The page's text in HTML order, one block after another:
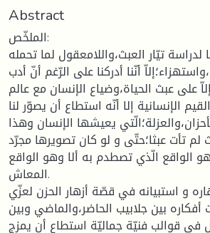
Abstract
الملخّص:
تيّار العبث،واللامعقول لما تحمله
أنّنا أدركنا على الرّغم أنّ أدب
على عبث الحياة،وضياع الإنسان مع عالم
الإنسانية إلا أنّه استطاع أن يصوّر لنا
يعيشها الإنسان وهذا
لم تأت عبثا؛حتّى و لو كان تصويرها مجرّد
الواقع الّذي تصطدم به ألا وهو الواقع
المعاش.
و استبيانه في قصّة أزهار الحزن لعزّي
بين جلابيب الحاضر،والماضي وبين
في قوالب فنيّة جماليّة استطاع أن يمزج